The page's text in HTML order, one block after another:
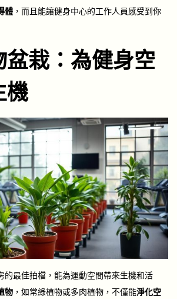
體 ，而且能讓健身中心的工作人員感受到你
栽：為健身空
機
的最佳拍檔，能為運動空間帶來生機和活
物 ，如常綠植物或多肉植物，不僅能淨化空